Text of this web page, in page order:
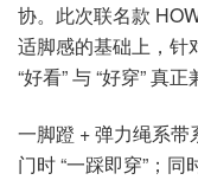
协。此次联名款
适脚感的基础上，针
“好看” 与 “好穿” 真正
一脚蹬 + 弹力绳系
门时 “一踩即穿”；